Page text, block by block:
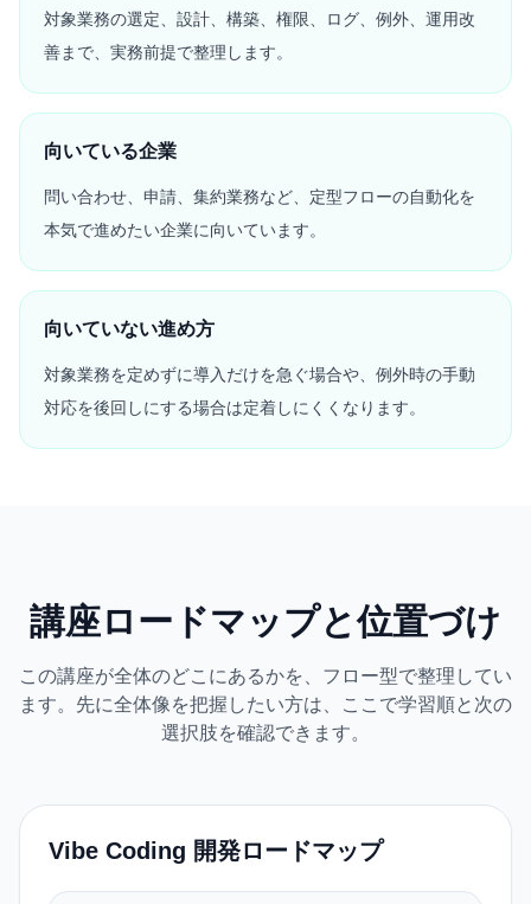
対象業務の選定、設計、構築、権限、ログ、例外、運用改
善まで、実務前提で整理します。
向いている企業
問い合わせ、申請、集約業務など、定型フローの自動化を
本気で進めたい企業に向いています。
向いていない進め方
対象業務を定めずに導入だけを急ぐ場合や、例外時の手動
対応を後回しにする場合は定着しにくくなります。
講座ロードマップと位置づけ
この講座が全体のどこにあるかを、フロー型で整理してい
ます。先に全体像を把握したい方は、ここで学習順と次の
選択肢を確認できます。
Vibe Coding 開発ロードマップ